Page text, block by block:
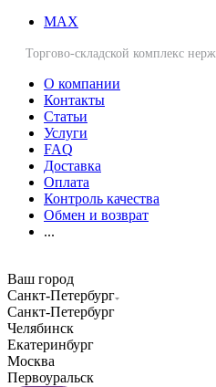
MAX
Торгово-складской комплекс
О компании
Контакты
Статьи
Услуги
FAQ
Доставка
Оплата
Контроль качества
Обмен и возврат
...
Ваш город
Санкт-Петербург
Санкт-Петербург
Челябинск
Екатеринбург
Москва
Первоуральск